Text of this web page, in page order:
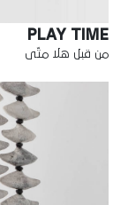
PLAY TIME
من قبل هلا متّى